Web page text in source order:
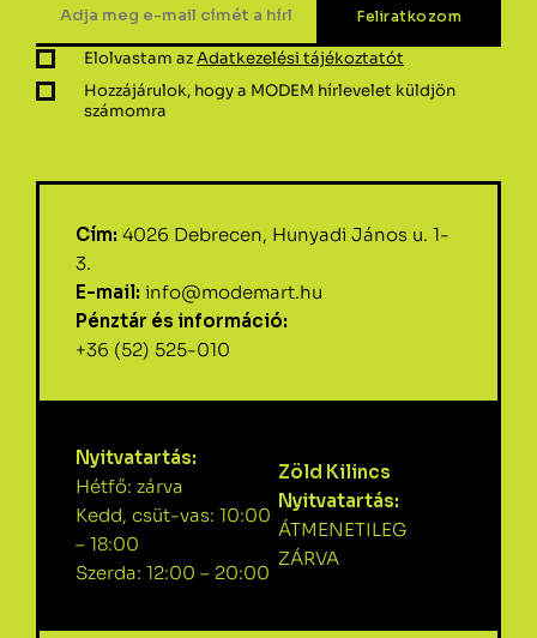
Elolvastam azAdatkezelési tájékoztatót
Hozzájárulok, hogy a MODEM hírlevelet küldjön
számomra
Cím: 4026 Debrecen, Hunyadi János u. 1-
3.
E-mail: info@modemart.hu
Pénztár és információ:
+36 (52) 525-010
Nyitvatartás:
Hétfő: zárva
Kedd, csüt-vas: 10:00
– 18:00
Szerda: 12:00 – 20:00
Zöld Kilincs
Nyitvatartás:
ÁTMENETILEG
ZÁRVA